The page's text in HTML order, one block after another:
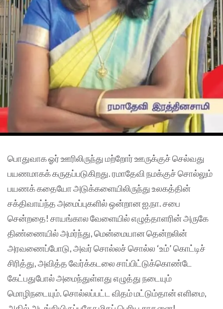
பொதுவாக ஓர் ஊரிலிருந்து மற்றோர் ஊருக்குச் செல்வது
பயணமாகக் கருதப்படுகிறது. ரமாதேவி நமக்குச் சொல்லும்
பயணக் கதையோ அடுக்களையிலிருந்து உலகத்தின்
சக்திவாய்ந்த அமைப்புகளில் ஒன்றான ஐ.நா. சபை
சென்றதை! சாயங்கால வேளையில் எழுத்தாளரின் அருகே
திண்ணையில் அமர்ந்து, மென்மையான தென்றலின்
அரவணைப்போடு, அவர் சொல்லச் சொல்ல ‘உம்’ கொட்டிச்
சிரித்து, அவித்த வேர்க்கடலை சாப்பிட்டுக்கொண்டே
கேட்பதுபோல் அமைந்துள்ளது எழுத்து நடையும்
மொழிநடையும். சொல்லப்பட்ட விதம் மட்டும்தான் எளிமை,